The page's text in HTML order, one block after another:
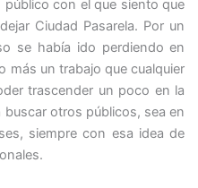
con el que siento que
Ciudad Pasarela. Por un
se había ido perdiendo en
más un trabajo que cualquier
trascender un poco en la
otros públicos, sea en
siempre con esa idea de